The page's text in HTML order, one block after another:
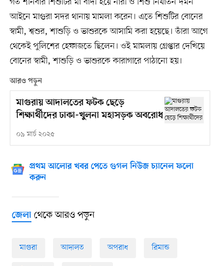
আইনে মাগুরা সদর থানায় মামলা করেন। এতে শিশুটির বোনের
স্বামী, শ্বশুর, শাশুড়ি ও ভাশুরকে আসামি করা হয়েছে। তাঁরা আগে
থেকেই পুলিশের হেফাজতে ছিলেন। ওই মামলায় গ্রেপ্তার দেখিয়ে
বোনের স্বামী, শাশুড়ি ও ভাশুরকে কারাগারে পাঠানো হয়।
আরও পড়ুন
মাগুরায় আদালতের ফটক ছেড়ে
শিক্ষার্থীদের ঢাকা-খুলনা মহাসড়ক অবরোধ
০৯ মার্চ ২০২৫
প্রথম আলোর খবর পেতে গুগল নিউজ চ্যানেল ফলো
করুন
জেলাথেকে আরও পড়ুন
মাগুরা আদালত অপরাধ রিমান্ড